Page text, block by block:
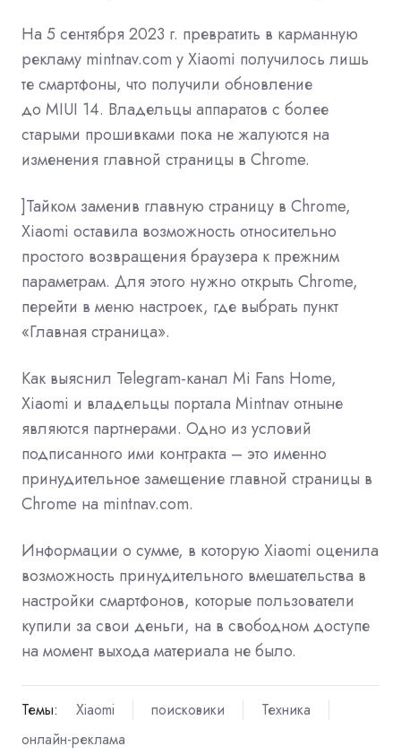
На 5 сентября 2023 г. превратить в карманную
рекламу mintnav.com у Xiaomi получилось лишь
те смартфоны, что получили обновление
до MIUI 14. Владельцы аппаратов с более
старыми прошивками пока не жалуются на
изменения главной страницы в Chrome.
]Тайком заменив главную страницу в Chrome,
Xiaomi оставила возможность относительно
простого возвращения браузера к прежним
параметрам. Для этого нужно открыть Chrome,
перейти в меню настроек, где выбрать пункт
«Главная страница».
Как выяснил Telegram-канал Mi Fans Home,
Xiaomi и владельцы портала Mintnav отныне
являются партнерами. Одно из условий
подписанного ими контракта – это именно
принудительное замещение главной страницы в
Chrome на mintnav.com.
Информации о сумме, в которую Xiaomi оценила
возможность принудительного вмешательства в
настройки смартфонов, которые пользователи
купили за свои деньги, на в свободном доступе
на момент выхода материала не было.
Темы: Xiaomi поисковики
Техника
онлайн-реклама